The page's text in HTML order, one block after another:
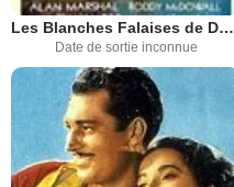
Les Blanches Falaises de Douvres
Date de sortie inconnue